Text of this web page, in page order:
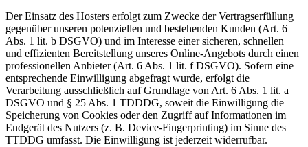
Der Einsatz des Hosters erfolgt zum Zwecke der Vertragserfüllung
gegenüber unseren potenziellen und bestehenden Kunden (Art. 6
Abs. 1 lit. b DSGVO) und im Interesse einer sicheren, schnellen
und effizienten Bereitstellung unseres Online-Angebots durch einen
professionellen Anbieter (Art. 6 Abs. 1 lit. f DSGVO). Sofern eine
entsprechende Einwilligung abgefragt wurde, erfolgt die
Verarbeitung ausschließlich auf Grundlage von Art. 6 Abs. 1 lit. a
DSGVO und § 25 Abs. 1 TDDDG, soweit die Einwilligung die
Speicherung von Cookies oder den Zugriff auf Informationen im
Endgerät des Nutzers (z. B. Device-Fingerprinting) im Sinne des
TTDDG umfasst. Die Einwilligung ist jederzeit widerrufbar.